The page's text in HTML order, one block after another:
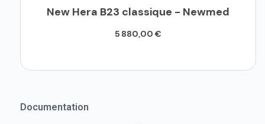
New Hera B23 classique - Newmed
5 880,00 €
Ajouter au panier
Documentation